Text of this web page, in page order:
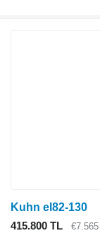
Kuhn el82-130
415.800 TL
€7.565